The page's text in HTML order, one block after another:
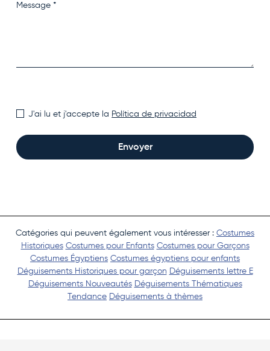
J'ai lu et j'accepte la Política de privacidad
Envoyer
Catégories qui peuvent également vous intéresser : Costumes
Historiques Costumes pour Enfants Costumes pour Garçons
Costumes Égyptiens Costumes égyptiens pour enfants
Déguisements Historiques pour garçon Déguisements lettre E
Déguisements Nouveautés Déguisements Thématiques
Tendance Déguisements à thèmes